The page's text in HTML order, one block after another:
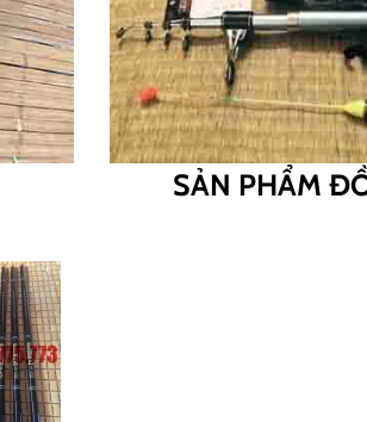
SẢN PHẨM